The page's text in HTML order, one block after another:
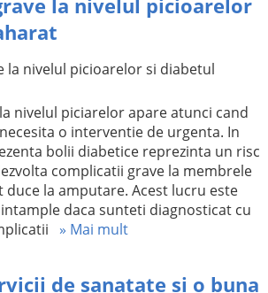
la nivelul picioarelor
nivelul piciarelor apare atunci cand
o interventie de urgenta. In
bolii diabetice reprezinta un risc
complicatii grave la membrele
la amputare. Acest lucru este
daca sunteti diagnosticat cu
» Mai mult
de sanatate si o buna